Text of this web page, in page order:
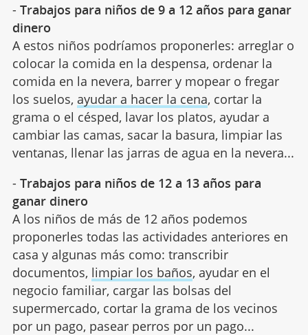
- Trabajos para niños de 9 a 12 años para ganar
dinero
A estos niños podríamos proponerles: arreglar o
colocar la comida en la despensa, ordenar la
comida en la nevera, barrer y mopear o fregar
los suelos, ayudar a hacer la cena, cortar la
grama o el césped, lavar los platos, ayudar a
cambiar las camas, sacar la basura, limpiar las
ventanas, llenar las jarras de agua en la nevera...
- Trabajos para niños de 12 a 13 años para
ganar dinero
A los niños de más de 12 años podemos
proponerles todas las actividades anteriores en
casa y algunas más como: transcribir
documentos, limpiar los baños, ayudar en el
negocio familiar, cargar las bolsas del
supermercado, cortar la grama de los vecinos
por un pago, pasear perros por un pago...